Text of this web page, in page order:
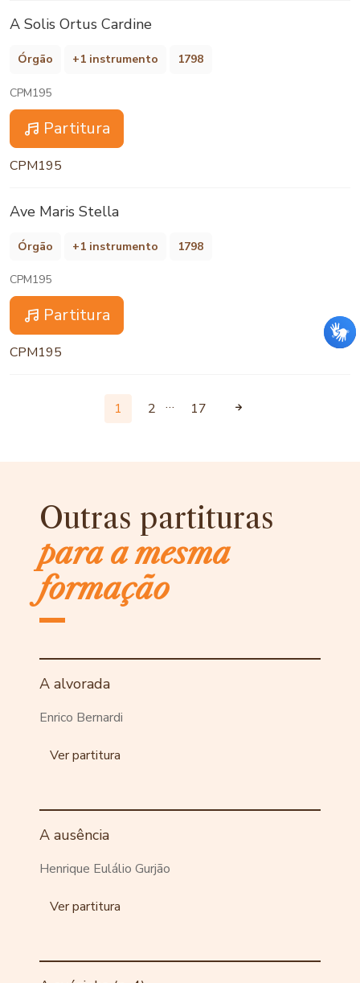
A Solis Ortus Cardine
Órgão +1 instrumento 1798
CPM195
Partitura
CPM195
Ave Maris Stella
Órgão +1 instrumento 1798
CPM195
Partitura
CPM195
1 2 … 17
Outras partituras
para a mesma
formação
A alvorada
Enrico Bernardi
Ver partitura
A ausência
Henrique Eulálio Gurjão
Ver partitura